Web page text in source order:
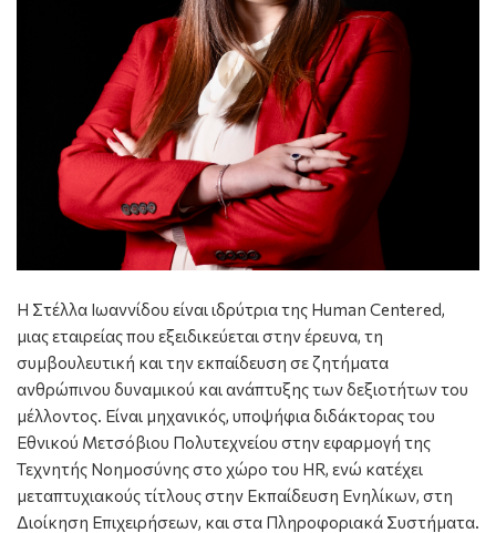
Η Στέλλα Ιωαννίδου είναι ιδρύτρια της Human Centered,
μιας εταιρείας που εξειδικεύεται στην έρευνα, τη
συμβουλευτική και την εκπαίδευση σε ζητήματα
ανθρώπινου δυναμικού και ανάπτυξης των δεξιοτήτων του
μέλλοντος. Είναι μηχανικός, υποψήφια διδάκτορας του
Εθνικού Μετσόβιου Πολυτεχνείου στην εφαρμογή της
Τεχνητής Νοημοσύνης στο χώρο του HR, ενώ κατέχει
μεταπτυχιακούς τίτλους στην Εκπαίδευση Ενηλίκων, στη
Διοίκηση Επιχειρήσεων, και στα Πληροφοριακά Συστήματα.